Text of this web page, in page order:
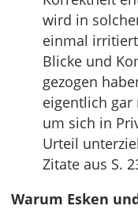
wird in
einmal
Blicke und
gezogen
eigentlich gar
um sich in
Urteil
Zitate aus S.
Warum Esken